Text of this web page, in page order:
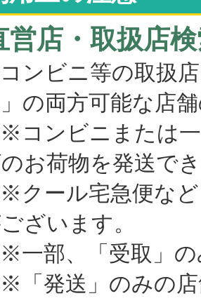
営店・取扱店
ンビニ等の取扱
の両方可能な店
ンビニまたは一
お荷物を発送で
ール宅急便など
ざいます。
部、「受取」の
発送」のみの店